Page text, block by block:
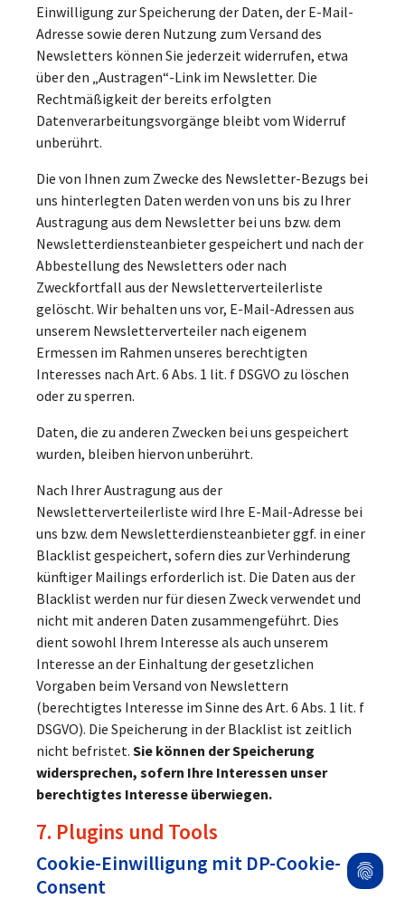
Einwilligung zur Speicherung der Daten, der E-Mail-
Adresse sowie deren Nutzung zum Versand des
Newsletters können Sie jederzeit widerrufen, etwa
über den „Austragen“-Link im Newsletter. Die
Rechtmäßigkeit der bereits erfolgten
Datenverarbeitungsvorgänge bleibt vom Widerruf
unberührt.
Die von Ihnen zum Zwecke des Newsletter-Bezugs bei
uns hinterlegten Daten werden von uns bis zu Ihrer
Austragung aus dem Newsletter bei uns bzw. dem
Newsletterdiensteanbieter gespeichert und nach der
Abbestellung des Newsletters oder nach
Zweckfortfall aus der Newsletterverteilerliste
gelöscht. Wir behalten uns vor, E-Mail-Adressen aus
unserem Newsletterverteiler nach eigenem
Ermessen im Rahmen unseres berechtigten
Interesses nach Art. 6 Abs. 1 lit. f DSGVO zu löschen
oder zu sperren.
Daten, die zu anderen Zwecken bei uns gespeichert
wurden, bleiben hiervon unberührt.
Nach Ihrer Austragung aus der
Newsletterverteilerliste wird Ihre E-Mail-Adresse bei
uns bzw. dem Newsletterdiensteanbieter ggf. in einer
Blacklist gespeichert, sofern dies zur Verhinderung
künftiger Mailings erforderlich ist. Die Daten aus der
Blacklist werden nur für diesen Zweck verwendet und
nicht mit anderen Daten zusammengeführt. Dies
dient sowohl Ihrem Interesse als auch unserem
Interesse an der Einhaltung der gesetzlichen
Vorgaben beim Versand von Newslettern
(berechtigtes Interesse im Sinne des Art. 6 Abs. 1 lit. f
DSGVO). Die Speicherung in der Blacklist ist zeitlich
nicht befristet. Sie können der Speicherung
widersprechen, sofern Ihre Interessen unser
berechtigtes Interesse überwiegen.
7. Plugins und Tools
Cookie-Einwilligung mit DP-Cookie-
Consent